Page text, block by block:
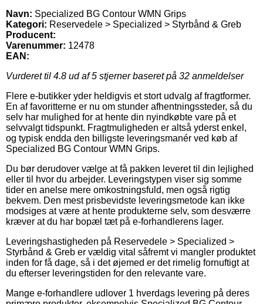
Navn: Specialized BG Contour WMN Grips
Kategori: Reservedele > Specialized > Styrbånd & Greb
Producent:
Varenummer: 12478
EAN:
Vurderet til 4.8 ud af 5 stjerner baseret på 32 anmeldelser
Flere e-butikker yder heldigvis et stort udvalg af fragtformer.
En af favoritterne er nu om stunder afhentningssteder, så du
selv har mulighed for at hente din nyindkøbte vare på et
selvvalgt tidspunkt. Fragtmuligheden er altså yderst enkel,
og typisk endda den billigste leveringsmanér ved køb af
Specialized BG Contour WMN Grips.
Du bør derudover vælge at få pakken leveret til din lejlighed
eller til hvor du arbejder. Leveringstypen viser sig somme
tider en anelse mere omkostningsfuld, men også rigtig
bekvem. Den mest prisbevidste leveringsmetode kan ikke
modsiges at være at hente produkterne selv, som desværre
kræver at du har bopæl tæt på e-forhandlerens lager.
Leveringshastigheden på Reservedele > Specialized >
Styrbånd & Greb er vældig vital såfremt vi mangler produktet
inden for få dage, så i det øjemed er det rimelig fornuftigt at
du efterser leveringstiden for den relevante vare.
Mange e-forhandlere udlover 1 hverdags levering på deres